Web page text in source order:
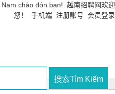
chào đón bạn! 越南招聘网欢迎
您！ 手机端 注册账号 会员登录